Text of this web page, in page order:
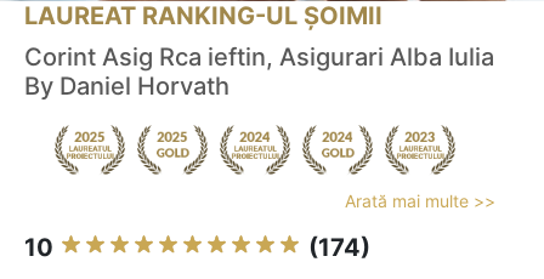
LAUREAT RANKING-UL ȘOIMII
Corint Asig Rca ieftin, Asigurari Alba Iulia
By Daniel Horvath
Arată mai multe >>
10 (174)